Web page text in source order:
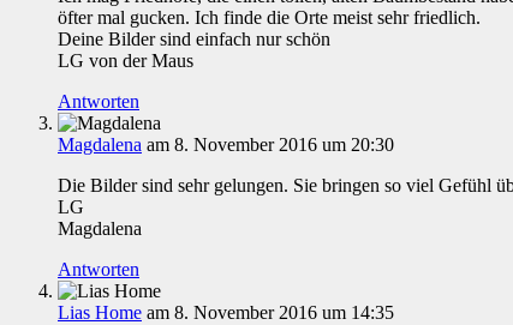
öfter mal gucken. Ich finde die Orte meist sehr friedlich.
Deine Bilder sind einfach nur schön
LG von der Maus
Antworten
Magdalena am 8. November 2016 um 20:30
Die Bilder sind sehr gelungen. Sie bringen so viel Gefühl
LG
Magdalena
Antworten
Lias Home am 8. November 2016 um 14:35